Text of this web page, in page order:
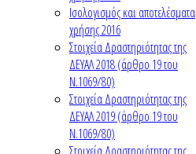
Ισολογισμός και αποτελέσματα
χρήσης 2016
Στοιχεία Δραστηριότητας της
ΔΕΥΑΛ 2018 (άρθρο 19 του
Ν.1069/80)
Στοιχεία Δραστηριότητας της
ΔΕΥΑΛ 2019 (άρθρο 19 του
Ν.1069/80)